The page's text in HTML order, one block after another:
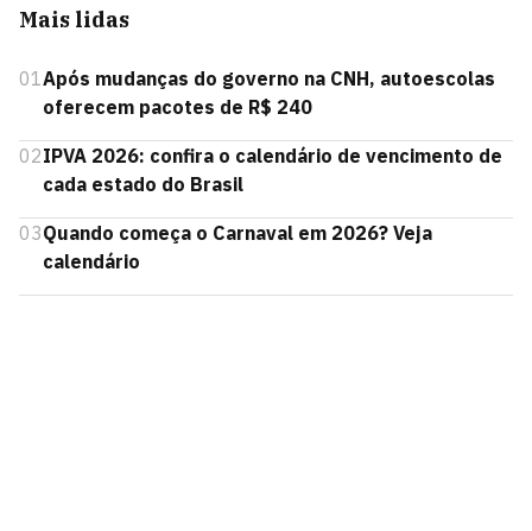
Mais lidas
01Após mudanças do governo na CNH, autoescolas
oferecem pacotes de R$ 240
02IPVA 2026: confira o calendário de vencimento de
cada estado do Brasil
03Quando começa o Carnaval em 2026? Veja
calendário